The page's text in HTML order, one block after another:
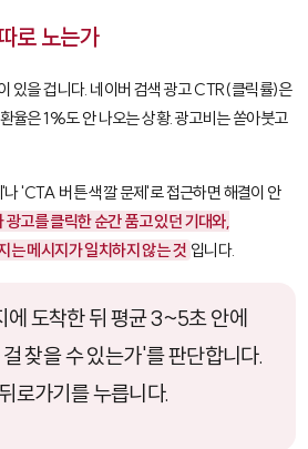
로 노는가
있을 겁니다. 네이버 검색 광고 CTR(클릭률)은
율은 1%도 안 나오는 상황. 광고비는 쏟아붓고
'CTA 버튼 색깔 문제'로 접근하면 해결이 안
광고를 클릭한 순간 품고 있던 기대와,
는 메시지가 일치하지 않는 것 입니다.
에 도착한 뒤 평균 3~5초 안에
찾을 수 있는가'를 판단합니다.
로가기를 누릅니다.